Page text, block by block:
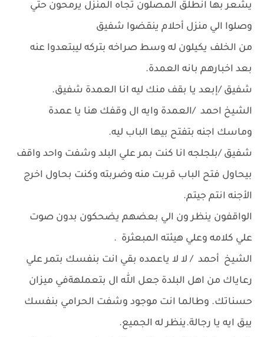
يشعر بها انطلق المصلون تجاه المنزل يرمحون حتي
وصلوا الي منزل أحلام ينقضوا شفيق
من الخلف يكيلون له وسط صراخه بتركه ليبتعدوا عنه
بعد اخبارهم بانه العمدة.
شفيق /إبعد يا بقف منك ليه انا العمدة شفيق.
الشيخ احمد /العمدة وايه ال وقفك هنا يا عمدة
وماسك اجنه بتفتح بيها الباب ليه.
شفيق /بلجلجه انا كنت بمر علي البلد وشفت واحد واقف
بيحاول فتح الباب قربت منه وضربته وكنت بحاول اخرج
الأجنه انتم جيتم.
الواقفون ينظر ون الي بعضهم يضحكون بدون صوت
علي كلامه وعلي هيئته المبعثرة .
الشيخ أحمد / لا لا ياعمده بقي انت بنفسك بتمر علي
رعاياك من اهل البلدة جعل الله ال بتعملهةفي ميزان
حسناتك. وطالما انت موجود وشفت الحرامي بنفسك
يبق ايه يا رجالة.ينظر له الجميع.